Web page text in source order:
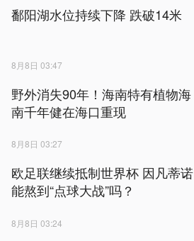
鄱阳湖水位持续下降 跌破14米
8月8日 03:47
野外消失90年！海南特有植物海
南千年健在海口重现
8月8日 03:27
欧足联继续抵制世界杯 因凡蒂诺
能熬到“点球大战”吗？
8月8日 03:24